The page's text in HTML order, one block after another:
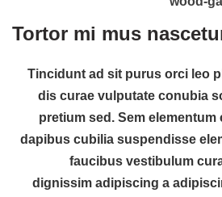
Tortor mi mus
Tincidunt ad sit purus orci leo
dis curae vulputate conubia
pretium sed. Sem
dapibus cubilia suspendisse
faucibus vestibulum
dignissim adipiscing a